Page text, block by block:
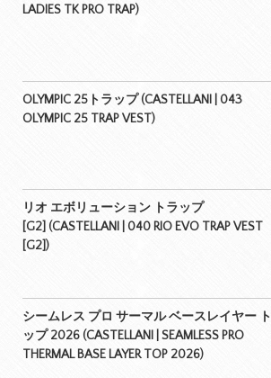
LADIES TK PRO TRAP)
OLYMPIC 25トラップ (CASTELLANI | 043
OLYMPIC 25 TRAP VEST)
リオ エボリューション トラップ
[G2] (CASTELLANI | 040 RIO EVO TRAP VEST
[G2])
シームレス プロ サーマル ベースレイヤー ト
ップ 2026 (CASTELLANI | SEAMLESS PRO
THERMAL BASE LAYER TOP 2026)